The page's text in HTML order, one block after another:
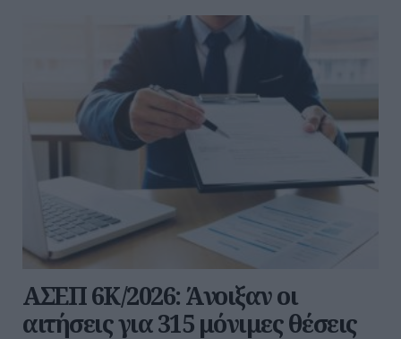
ΑΣΕΠ 6Κ/2026: Άνοιξαν οι
αιτήσεις για 315 μόνιμες θέσεις